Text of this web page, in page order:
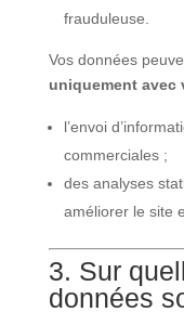
frauduleuse.
Vos données
uniquement avec
l’envoi
commerciales ;
des analyses
améliorer le site
3. Sur
données